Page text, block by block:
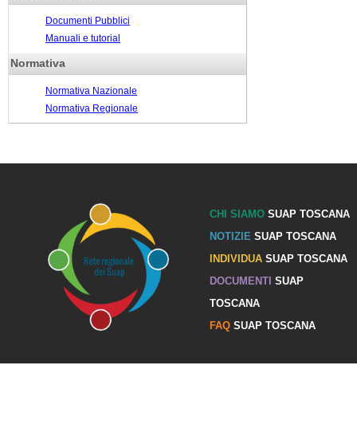
Documenti Pubblici
Manuali e tutorial
Normativa
Normativa Nazionale
Normativa Regionale
CHI SIAMOSUAP TOSCANA
NOTIZIE SUAP TOSCANA
INDIVIDUASUAP TOSCANA
DOCUMENTI SUAP
TOSCANA
FAQSUAP TOSCANA